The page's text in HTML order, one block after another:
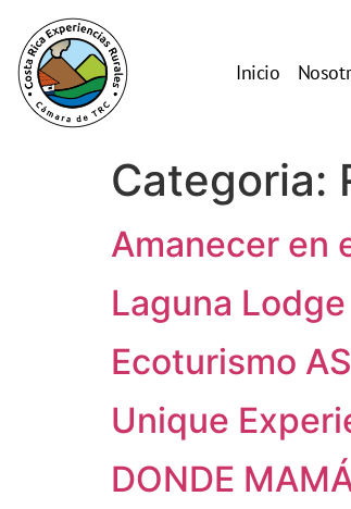
Inicio
Categoria:
Amanecer en
Laguna Lodge
Ecoturismo
Unique
DONDE